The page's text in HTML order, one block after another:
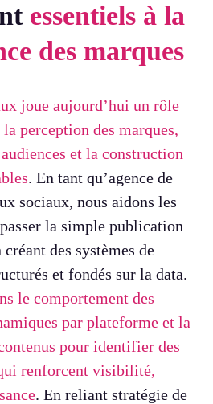
essentiels à la
des marques
joue aujourd’hui un rôle
perception des marques,
et la construction
. En tant qu’agence de
sociaux, nous aidons les
la simple publication
créant des systèmes de
et fondés sur la data.
le comportement des
par plateforme et la
pour identifier des
renforcent visibilité,
. En reliant stratégie de